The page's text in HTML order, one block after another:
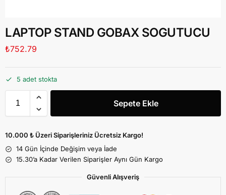
LAPTOP STAND GOBAX SOGUTUCU
₺752.79
5 adet stokta
Sepete Ekle
10.000 ₺ Üzeri Siparişleriniz Ücretsiz Kargo!
14 Gün İçinde Değişim veya İade
15.30’a Kadar Verilen Siparişler Aynı Gün Kargo
Güvenli Alışveriş